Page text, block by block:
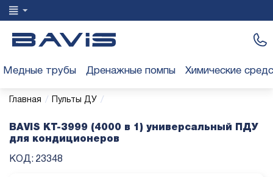
Медные трубы Дренажные помпы Химические
Главная / Пульты ДУ /
BAVIS KT-3999 (4000 в 1) универсальный ПДУ
для кондиционеров
КОД: 23348